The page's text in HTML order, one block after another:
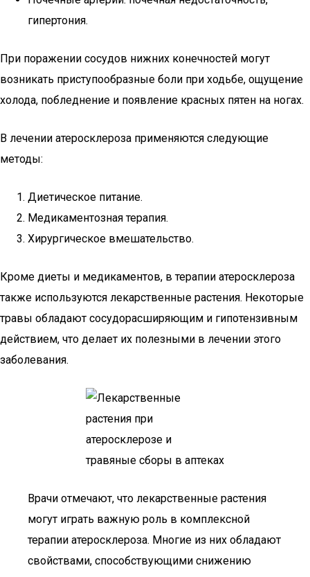
гипертония.
При поражении сосудов нижних конечностей могут
возникать приступообразные боли при ходьбе, ощущение
холода, побледнение и появление красных пятен на ногах.
В лечении атеросклероза применяются следующие
методы:
Диетическое питание.
Медикаментозная терапия.
Хирургическое вмешательство.
Кроме диеты и медикаментов, в терапии атеросклероза
также используются лекарственные растения. Некоторые
травы обладают сосудорасширяющим и гипотензивным
действием, что делает их полезными в лечении этого
заболевания.
Врачи отмечают, что лекарственные растения
могут играть важную роль в комплексной
терапии атеросклероза. Многие из них обладают
свойствами, способствующими снижению